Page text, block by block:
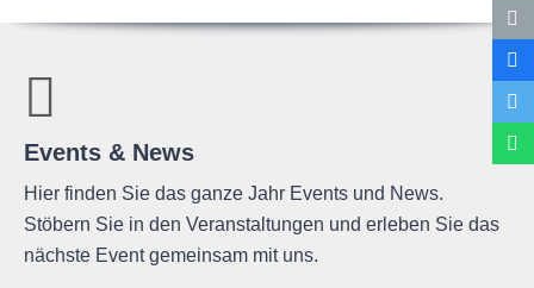
Events & News
Hier finden Sie das ganze Jahr Events und News.
Stöbern Sie in den Veranstaltungen und erleben Sie das
nächste Event gemeinsam mit uns.